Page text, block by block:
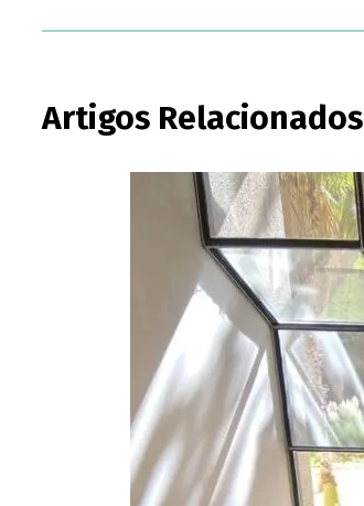
Artigos Relacionados